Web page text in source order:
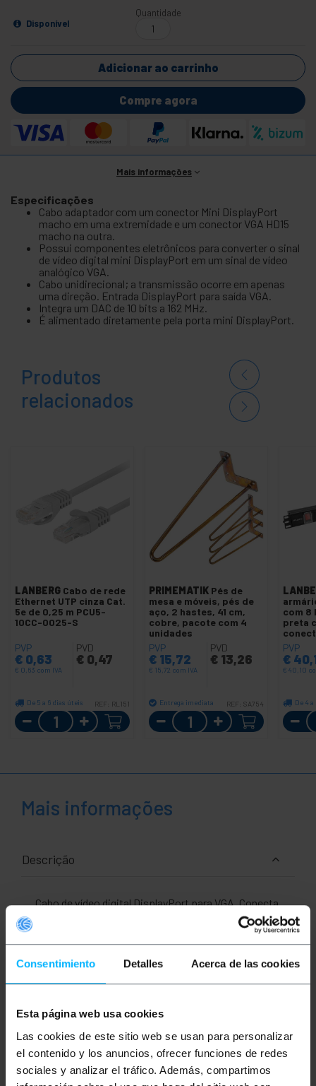
Consentimiento Detalles Acerca de las cookies
Esta página web usa cookies
Las cookies de este sitio web se usan para personalizar
el contenido y los anuncios, ofrecer funciones de redes
sociales y analizar el tráfico. Además, compartimos
Disponível
Quantidade
Adicionar ao carrinho
Compre agora
Mais informações
Especificações
Cabo adaptador com um conector Mini DisplayPort
macho em uma extremidade e um conector VGA HD15
macho na outra.
Possui componentes eletrônicos para converter o sinal
de vídeo digital mini DisplayPort em um sinal de vídeo
analógico VGA.
Cabo unidirecional; a transmissão ocorre em apenas
uma direção. Entrada DisplayPort para saída VGA.
Integra um DAC de 10 bits a 162 MHz.
É alimentado diretamente pela porta mini DisplayPort.
Produtos
relacionados
LANBERG Cabo de rede
Ethernet UTP cinza Cat.
5e de 0,25 m PCU5-
10CC-0025-S
PVP
€ 0,63
€ 0,63 com IVA
PVD
€0,47
De 5 a 6 dias úteis REF: RL151
Quantidade
PRIMEMATIK Pés de
mesa e móveis, pés de
aço, 2 hastes, 41 cm,
cobre, pacote com 4
unidades
PVP
€ 15,72
€ 15,72 com IVA
PVD
€13,26
Entrega imediata REF: SA754
Quantidade
com 8
preta
PVP
€
€ 40,10
De 4
Mais informações
Descrição
Cabo de vídeo digital DisplayPort para VGA. Conecta
facilmente a porta DisplayPort de um computador a
uma HDTV, monitor ou projetor com porta VGA.
DisplayPort macho em uma extremidade e um
Possui componentes eletrônicos para
converter o sinal de vídeo digital mini
DisplayPort em um sinal de vídeo analógico
VGA.
Cabo unidirecional; a transmissão ocorre em